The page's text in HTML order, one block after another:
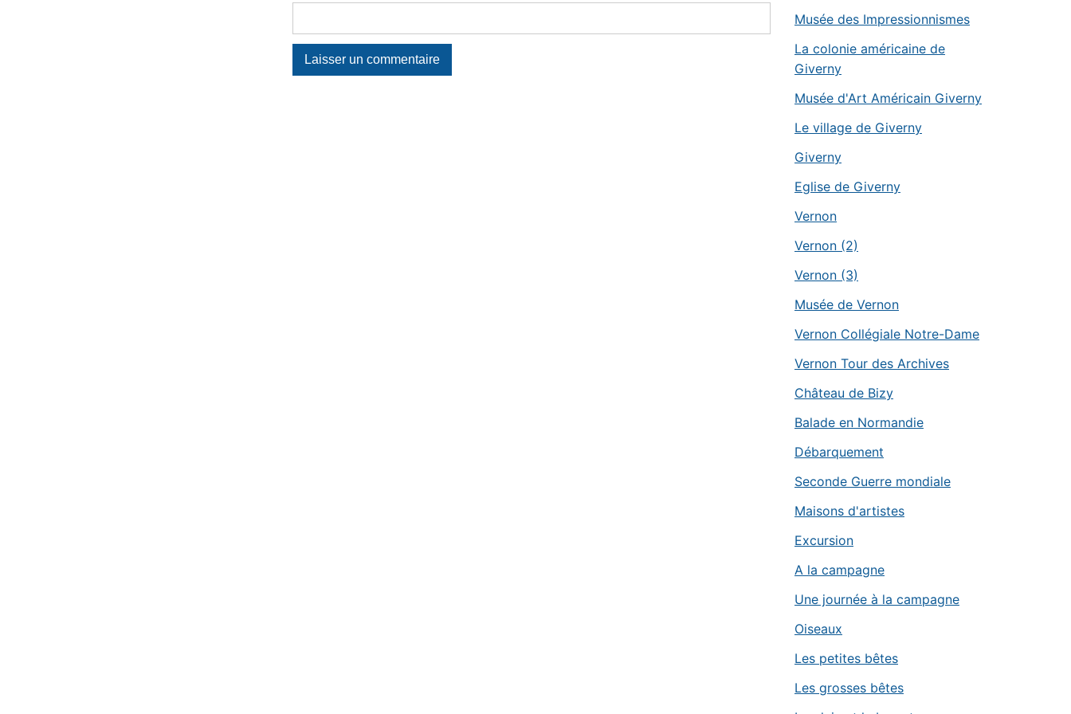
Musée des Impressionnismes
La colonie américaine de
Giverny
Musée d'Art Américain Giverny
Le village de Giverny
Giverny
Eglise de Giverny
Vernon
Vernon (2)
Vernon (3)
Musée de Vernon
Vernon Collégiale Notre-Dame
Vernon Tour des Archives
Château de Bizy
Balade en Normandie
Débarquement
Seconde Guerre mondiale
Maisons d'artistes
Excursion
A la campagne
Une journée à la campagne
Oiseaux
Les petites bêtes
Les grosses bêtes